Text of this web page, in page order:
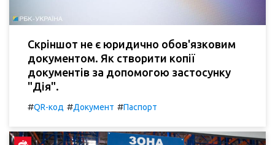
Скріншот не є юридично обов'язковим
документом. Як створити копії
документів за допомогою застосунку
"Дія".
#QR-код #Документ #Паспорт